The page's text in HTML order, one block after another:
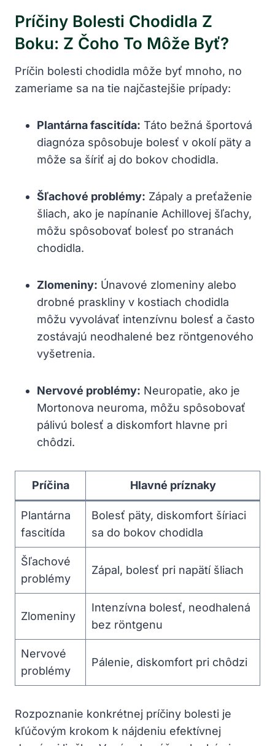
Príčiny Bolesti Chodidla Z
Boku: Z Čoho To Môže Byť?
Príčin bolesti chodidla môže byť mnoho, no
zameriame sa na tie najčastejšie prípady:
Plantárna fascitída: Táto bežná športová
diagnóza spôsobuje bolesť v okolí päty a
môže sa šíriť aj do bokov chodidla.
Šľachové problémy: Zápaly a preťaženie
šliach, ako je napínanie Achillovej šľachy,
môžu spôsobovať bolesť po stranách
chodidla.
Zlomeniny: Únavové zlomeniny alebo
drobné praskliny v kostiach chodidla
môžu vyvolávať intenzívnu bolesť a často
zostávajú neodhalené bez röntgenového
vyšetrenia.
Nervové problémy: Neuropatie, ako je
Mortonova neuroma, môžu spôsobovať
pálivú bolesť a diskomfort hlavne pri
chôdzi.
Príčina Hlavné príznaky
Plantárna
fascitída
Bolesť päty, diskomfort šíriaci
sa do bokov chodidla
Šľachové
problémy
Zápal, bolesť pri napätí šliach
Zlomeniny
Intenzívna bolesť, neodhalená
bez röntgenu
Nervové
problémy
Pálenie, diskomfort pri chôdzi
Rozpoznanie konkrétnej príčiny bolesti je
kľúčovým krokom k nájdeniu efektívnej